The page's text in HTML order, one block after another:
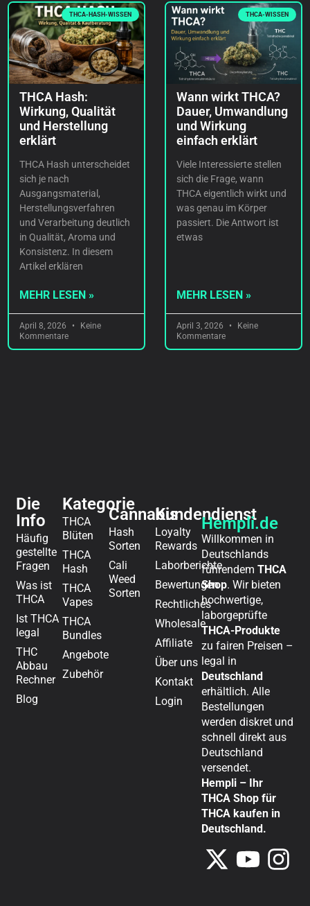
THCA-HASH-WISSEN
THCA Hash:
Wirkung, Qualität
und Herstellung
erklärt
THCA Hash unterscheidet
sich je nach
Ausgangsmaterial,
Herstellungsverfahren
und Verarbeitung deutlich
in Qualität, Aroma und
Konsistenz. In diesem
Artikel erklären
MEHR LESEN »
April 8, 2026
Keine
Kommentare
THCA-WISSEN
Wann wirkt THCA?
Dauer, Umwandlung
und Wirkung
einfach erklärt
Viele Interessierte stellen
sich die Frage, wann
THCA eigentlich wirkt und
was genau im Körper
passiert. Die Antwort ist
etwas
MEHR LESEN »
April 3, 2026
Keine
Kommentare
Die
Info
Häufig
gestellte
Fragen
Was ist
THCA
Ist THCA
legal
THC
Abbau
Rechner
Blog
Kategorie
THCA
Blüten
THCA
Hash
THCA
Vapes
THCA
Bundles
Angebote
Zubehör
Cannabis
Hash
Sorten
Cali
Weed
Sorten
Kundendienst
Loyalty
Rewards
Laborberichte
Bewertungen
Rechtliches
Wholesale
Affiliate
Über uns
Kontakt
Login
Hempli.de
Willkommen in
Deutschlands
führendemTHCA
Shop. Wir bieten
hochwertige,
laborgeprüfte
THCA-Produkte
zu fairen Preisen –
legal in
Deutschland
erhältlich. Alle
Bestellungen
werden diskret und
schnell direkt aus
Deutschland
versendet.
Hempli – Ihr
THCA Shop für
THCA kaufen in
Deutschland.